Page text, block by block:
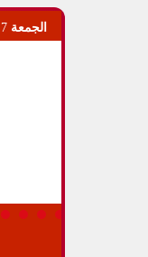
الجمعة